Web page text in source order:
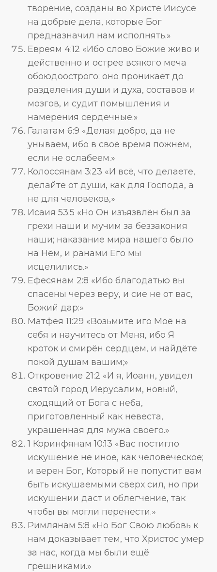
творение, созданы во Христе Иисусе
на добрые дела, которые Бог
предназначил нам исполнять.»
Евреям 4:12 «Ибо слово Божие живо и
действенно и острее всякого меча
обоюдоострого: оно проникает до
разделения души и духа, составов и
мозгов, и судит помышления и
намерения сердечные.»
Галатам 6:9 «Делая добро, да не
унываем, ибо в своё время пожнём,
если не ослабеем.»
Колоссянам 3:23 «И всё, что делаете,
делайте от души, как для Господа, а
не для человеков,»
Исаия 53:5 «Но Он изъязвлён был за
грехи наши и мучим за беззакония
наши; наказание мира нашего было
на Нём, и ранами Его мы
исцелились.»
Ефесянам 2:8 «Ибо благодатью вы
спасены через веру, и сие не от вас,
Божий дар:»
Матфея 11:29 «Возьмите иго Моё на
себя и научитесь от Меня, ибо Я
кроток и смирён сердцем, и найдёте
покой душам вашим;»
Откровение 21:2 «И я, Иоанн, увидел
святой город Иерусалим, новый,
сходящий от Бога с неба,
приготовленный как невеста,
украшенная для мужа своего.»
1 Коринфянам 10:13 «Вас постигло
искушение не иное, как человеческое;
и верен Бог, Который не попустит вам
быть искушаемыми сверх сил, но при
искушении даст и облегчение, так
чтобы вы могли перенести.»
Римлянам 5:8 «Но Бог Свою любовь к
нам доказывает тем, что Христос умер
за нас, когда мы были ещё
грешниками.»